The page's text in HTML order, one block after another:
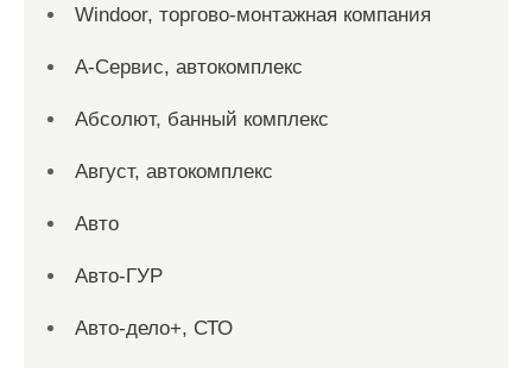
Windoor, торгово-монтажная компания
А-Сервис, автокомплекс
Абсолют, банный комплекс
Август, автокомплекс
Авто
Авто-ГУР
Авто-дело+, СТО